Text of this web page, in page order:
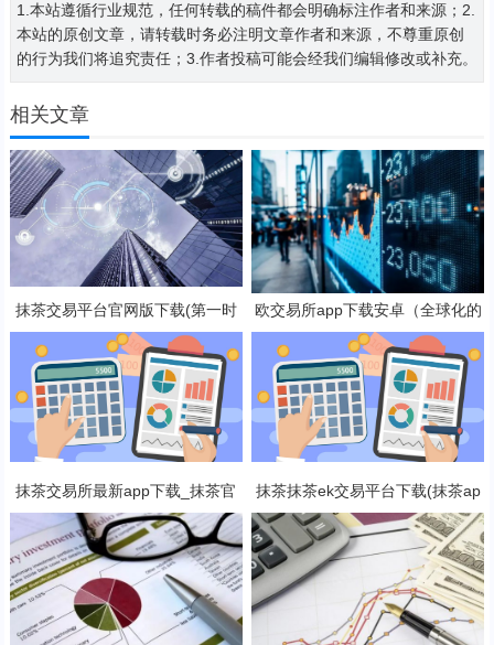
1.本站遵循行业规范，任何转载的稿件都会明确标注作者和来源；2.
本站的原创文章，请转载时务必注明文章作者和来源，不尊重原创
的行为我们将追究责任；3.作者投稿可能会经我们编辑修改或补充。
相关文章
抹茶交易平台官网版下载(第一时
间了解全球数字货币消息)
欧交易所app下载安卓（全球化的
数字货币交易所）
抹茶交易所最新app下载_抹茶官
网入口(v6.25.0)
抹茶抹茶ek交易平台下载(抹茶ap
p专业版v8.2.4下载)